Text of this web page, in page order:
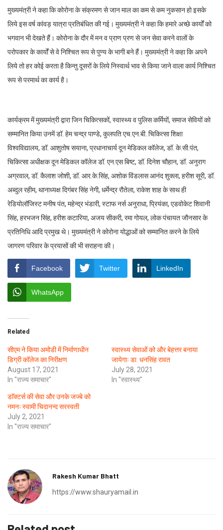
मुख्यमंत्री ने कहा कि कोरोना के संक्रमण से जान माल का कम से कम नुकसान हो इसके
लिये इस वर्ष कांवड़ यात्रा प्रतिबंधित की गई। मुख्यमंत्री ने कहा कि हमारे अच्छे कार्यों को
भगवान भी देखते हैं। कोरोना के दौर में मन व प्राण प्रण से जन सेवा करने वालों के
परोपकार के कार्यों से वे निश्चित रूप से पुण्य के भागी बने हैं। मुख्यमंत्री ने कहा कि अपने
लिये तो हर कोई करता है किन्तु दूसरों के लिये निस्वार्थ भाव से किया जाने वाला कार्य निश्चित
रूप से परमार्थ का कार्य है।
कार्यक्रम में मुख्यमंत्री द्वारा जिन चिकित्सकों, स्वास्थ्य व पुलिस कर्मियों, समाज सेवियों को
सम्मानित किया उनमें डॉ. हेम चन्द्र पाण्डे, कुलपति एच.एन.बी. चिकित्सा शिक्षा
विश्वविद्यालय, डॉ. आशुतोष सयाना, प्रधानाचार्य दून मेडिकल कॉलेज, डॉ. के.सी.पंत,
चिकित्सा अधीक्षक दून मेडिकल कॉलेज डॉ. एन.एस बिष्ट, डॉ. दिनेश चौहान, डॉ. अनुराग
अग्रवाल, डॉ. कैलाश जोशी, डॉ. आर.के.सिंह, अशोक विंडलास आनंद शुक्ला, हरीश सूरी, डॉ.
अब्दुल रहीम, थानाध्यक्ष दिगंबर सिंह नेगी, धर्मेन्द्र रौतेला, राकेश शाह के साथ ही
रेडियोलॉजिस्ट मनीष पंत, महेन्द्र भंडारी, स्टाफ नर्स अनुराधा, प्रियंका, एडवोकेट शिवानी
सिंह, हरभजन सिंह, हरीश कटारिया, अजय सीकरी, रमा गोयल, लोक पंचायत जौनसार के
प्रतिनिधि आदि प्रमुख थे। मुख्यमंत्री ने कोरोना योद्धाओं को सम्मानित करने के लिये
जागरण परिवार के प्रयासों की भी सराहना की।
Facebook Twitter LinkedIn
WhatsApp
Related
सीएम ने किया अमोडी में निर्माणाधीन
डिग्री कॉलेज का निरीक्षण
August 17, 2021
In "राज्य समाचार"
स्वास्थ्य सेवाओं को और बेहत्तर बनाया
जायेगाः डा. धनसिंह रावत
July 28, 2021
In "स्वास्थ्य"
डाॅक्टर्स की सेवा और उनके जज्बे को
नमनः स्वामी चिदानन्द सरस्वती
July 2, 2021
In "राज्य समाचार"
Rakesh Kumar Bhatt
https://www.shauryamail.in